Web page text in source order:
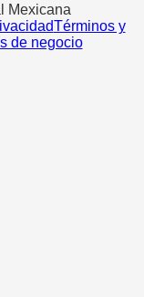
Mexicana
Términos y
de negocio